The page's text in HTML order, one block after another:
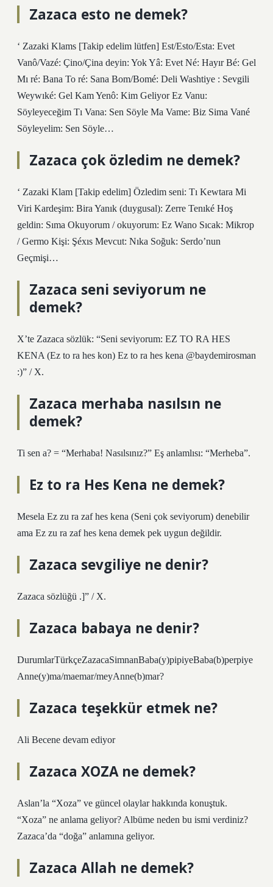
Zazaca esto ne demek?
‘ Zazaki Klams [Takip edelim lütfen] Est/Esto/Esta: Evet
Vanô/Vazé: Çino/Çina deyin: Yok Yâ: Evet Né: Hayır Bé: Gel
Mı ré: Bana To ré: Sana Bom/Bomé: Deli Washtiye : Sevgili
Weywıké: Gel Kam Yenô: Kim Geliyor Ez Vanu:
Söyleyeceğim Tı Vana: Sen Söyle Ma Vame: Biz Sima Vané
Söyleyelim: Sen Söyle…
Zazaca çok özledim ne demek?
‘ Zazaki Klam [Takip edelim] Özledim seni: Tı Kewtara Mi
Viri Kardeşim: Bira Yanık (duygusal): Zerre Tenıké Hoş
geldin: Sıma Okuyorum / okuyorum: Ez Wano Sıcak: Mikrop
/ Germo Kişi: Şéxıs Mevcut: Nıka Soğuk: Serdo’nun
Geçmişi…
Zazaca seni seviyorum ne
demek?
X’te Zazaca sözlük: “Seni seviyorum: EZ TO RA HES
KENA (Ez to ra hes kon) Ez to ra hes kena @baydemirosman
:)” / X.
Zazaca merhaba nasılsın ne
demek?
Ti sen a? = “Merhaba! Nasılsınız?” Eş anlamlısı: “Merheba”.
Ez to ra Hes Kena ne demek?
Mesela Ez zu ra zaf hes kena (Seni çok seviyorum) denebilir
ama Ez zu ra zaf hes kena demek pek uygun değildir.
Zazaca sevgiliye ne denir?
Zazaca sözlüğü .]” / X.
Zazaca babaya ne denir?
DurumlarTürkçeZazacaSimnanBaba(y)pipiyeBaba(b)perpiye
Anne(y)ma/maemar/meyAnne(b)mar?
Zazaca teşekkür etmek ne?
Ali Becene devam ediyor
Zazaca XOZA ne demek?
Aslan’la “Xoza” ve güncel olaylar hakkında konuştuk.
“Xoza” ne anlama geliyor? Albüme neden bu ismi verdiniz?
Zazaca’da “doğa” anlamına geliyor.
Zazaca Allah ne demek?